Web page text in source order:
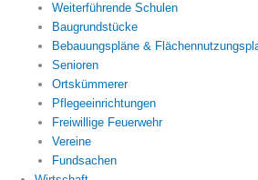
Weiterführende Schulen
Baugrundstücke
Bebauungspläne &
Senioren
Ortskümmerer
Pflegeeinrichtungen
Freiwillige Feuerwehr
Vereine
Fundsachen